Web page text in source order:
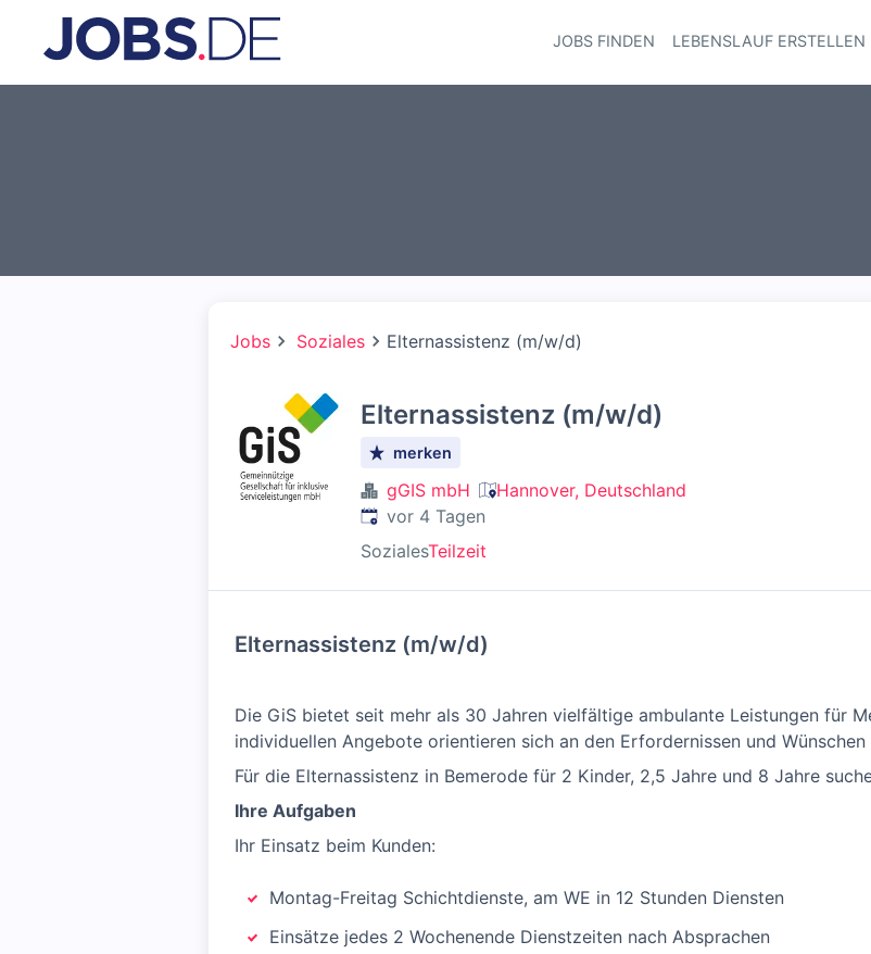
JOBS FINDEN LEBENSLAUF ERSTELLEN
Jobs Soziales Elternassistenz (m/w/d)
Elternassistenz (m/w/d)
merken
gGIS mbH
Hannover, Deutschland
Veröffentlicht:
vor 4 Tagen
SozialesTeilzeit
Elternassistenz (m/w/d)
Die GiS bietet seit mehr als 30 Jahren vielfältige ambulante Leistungen für
individuellen Angebote orientieren sich an den Erfordernissen und Wünschen
Für die Elternassistenz in Bemerode für 2 Kinder, 2,5 Jahre und 8 Jahre
Ihre Aufgaben
Ihr Einsatz beim Kunden:
Montag-Freitag Schichtdienste, am WE in 12 Stunden Diensten
Einsätze jedes 2 Wochenende Dienstzeiten nach Absprachen